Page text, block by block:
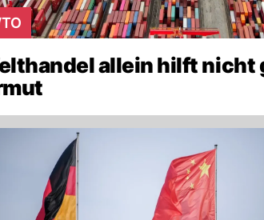
allein hilft nicht